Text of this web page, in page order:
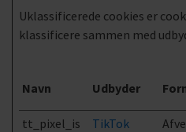
Uklassificerede cookies er
klassificere sammen med
Navn Udbyder
tt_pixel_is
TikTok